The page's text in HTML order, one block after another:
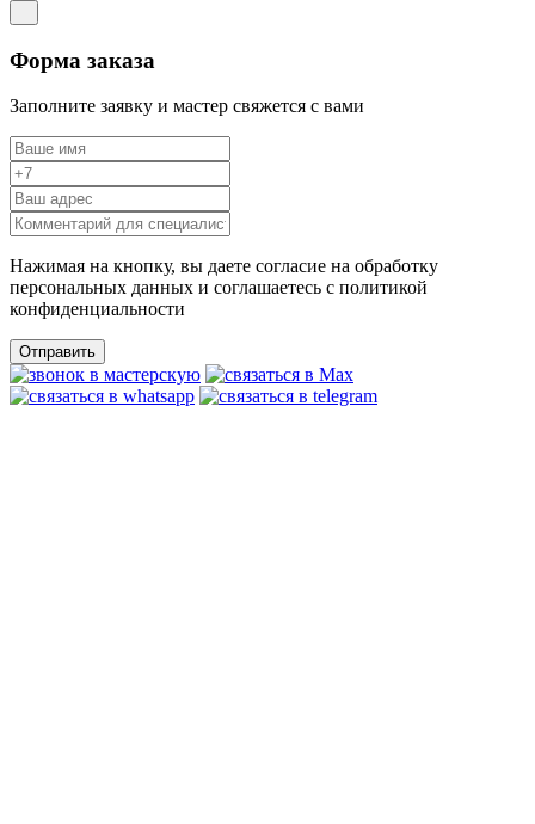
Форма заказа
Заполните заявку и мастер свяжется с вами
Нажимая на кнопку, вы даете согласие на обработку
персональных данных и соглашаетесь c политикой
конфиденциальности
Отправить